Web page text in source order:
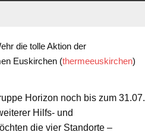
die tolle Aktion der
Euskirchen (thermeeuskirchen)
Horizon noch bis zum 31.07.
Hilfs- und
die vier Standorte –